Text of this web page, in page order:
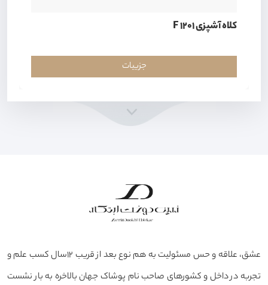
کلاه آشپزی F 1201
جزییات
عشق، علاقه و حس مسئولیت به هم نوع بعد از قریب ۱۲سال کسب علم و
تجربه در داخل و کشورهای صاحب نام پوشاک جهان بالاخره به بار نشست